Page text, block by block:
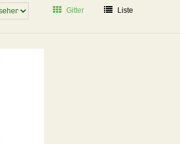
Gitter Liste